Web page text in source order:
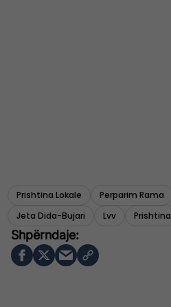
Prishtina Lokale Perparim Rama
Jeta Dida-Bujari
Lvv Prishtina